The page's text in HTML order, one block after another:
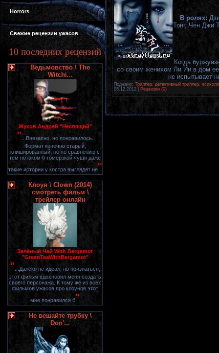
Horrors
Свежие рецензии ужасов
10 последних рецензий
Ведьмовство \ The
Witchi...
Жуков Андрей "Неспящий"
" ...Внезапно, но понравилось.
Формат конечно старый,
клишированный, но по сравнению с
тем потоком б-гомерзкой чуши даже
такие истории у костра выглядят не"
Клоун \ Clown (2014)
смотреть фильм \
трейлер онлайн
Зелёный Чай With Bergamot
"GreenTeaWithBergamot"
" ...Далеко не идеал, но признаться,
этот фильм вдохновил меня создать
своего персонажа. К тому же из всех
фильмов ужасов про клоунов этот
мне понравился б"
Не вешайте трубку \
Don'...
В ролях:
Тонг, Чен Джи
Когда
со своим женихом Ли Йи в дом
не испытывает
Поджанр: Триллер, детективный триллер,
05.12.2012
Рецензии (0)